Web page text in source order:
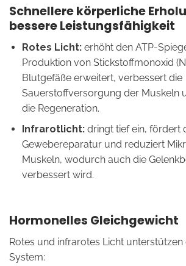
Schnellere körperliche
bessere Leistungsfähigkeit
Rotes Licht:erhöht den ATP-
Produktion von Stickstoffmonoxid
Blutgefäße erweitert, verbessert die
Sauerstoffversorgung der Muskeln
die Regeneration.
Infrarotlicht:dringt tief ein, fördert
Gewebereparatur und reduziert
Muskeln, wodurch auch die
verbessert wird.
Hormonelles Gleichgewicht
Rotes und infrarotes Licht
System: